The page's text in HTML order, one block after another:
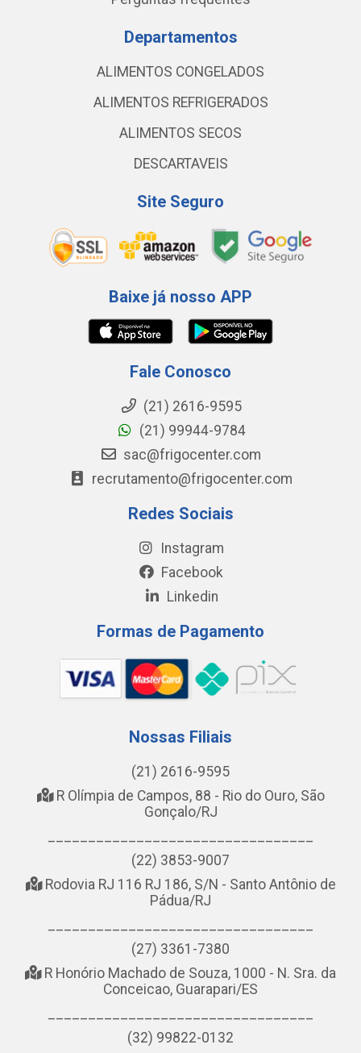
Departamentos
ALIMENTOS CONGELADOS
ALIMENTOS REFRIGERADOS
ALIMENTOS SECOS
DESCARTAVEIS
Site Seguro
Baixe já nosso APP
Fale Conosco
(21) 2616-9595
(21) 99944-9784
sac@frigocenter.com
recrutamento@frigocenter.com
Redes Sociais
Instagram
Facebook
Linkedin
Formas de Pagamento
Nossas Filiais
(21) 2616-9595
R Olímpia de Campos, 88 - Rio do Ouro, São
Gonçalo/RJ
(22) 3853-9007
Rodovia RJ 116 RJ 186, S/N - Santo Antônio de
Pádua/RJ
(27) 3361-7380
R Honório Machado de Souza, 1000 - N. Sra. da
Conceicao, Guarapari/ES
(32) 99822-0132